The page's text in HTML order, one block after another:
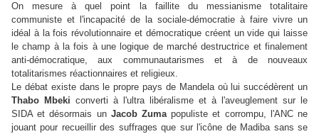
On mesure à quel point la faillite du messianisme totalitaire
communiste et l'incapacité de la sociale-démocratie à faire vivre un
idéal à la fois révolutionnaire et démocratique créent un vide qui laisse
le champ à la fois à une logique de marché destructrice et finalement
anti-démocratique, aux communautarismes et à de nouveaux
totalitarismes réactionnaires et religieux.
Le débat existe dans le propre pays de Mandela où lui succédèrent un
Thabo Mbeki converti à l'ultra libéralisme et à l'aveuglement sur le
SIDA et désormais un Jacob Zumapopuliste et corrompu, l'ANC ne
jouant pour recueillir des suffrages que sur l'icône de Madiba sans se